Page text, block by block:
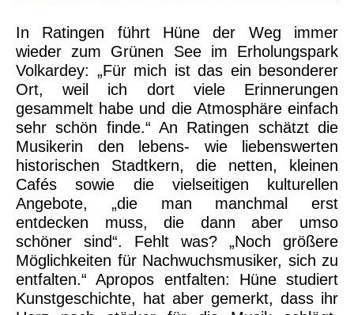
In Ratingen führt Hüne der Weg immer
wieder zum Grünen See im Erholungspark
Volkardey: „Für mich ist das ein besonderer
Ort, weil ich dort viele Erinnerungen
gesammelt habe und die Atmosphäre einfach
sehr schön finde.“ An Ratingen schätzt die
Musikerin den lebens- wie liebenswerten
historischen Stadtkern, die netten, kleinen
Cafés sowie die vielseitigen kulturellen
Angebote, „die man manchmal erst
entdecken muss, die dann aber umso
schöner sind“. Fehlt was? „Noch größere
Möglichkeiten für Nachwuchsmusiker, sich zu
entfalten.“ Apropos entfalten: Hüne studiert
Kunstgeschichte, hat aber gemerkt, dass ihr